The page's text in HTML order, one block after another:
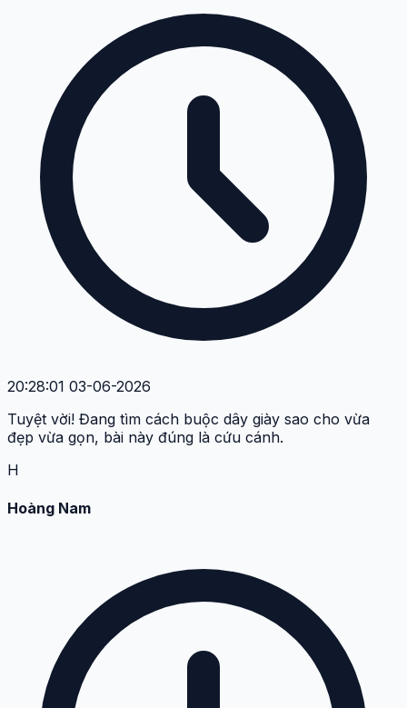
20:28:01 03-06-2026
Tuyệt vời! Đang tìm cách buộc dây giày sao cho vừa
đẹp vừa gọn, bài này đúng là cứu cánh.
H
Hoàng Nam